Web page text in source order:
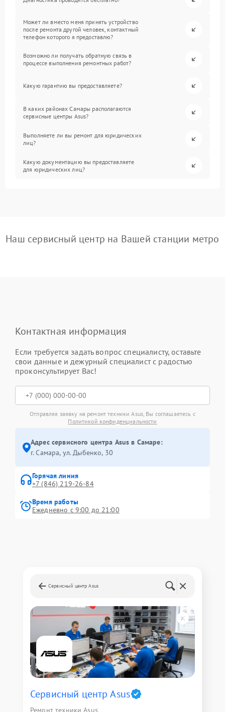
Может ли вместо меня принять устройство
после ремонта другой человек, контактный
телефон которого я предоставлю?
Возможно ли получать обратную связь в
процессе выполнения ремонтных работ?
Какую гарантию вы предоставляете?
В каких районах Самары располагаются
сервисные центры Asus?
Выполняете ли вы ремонт для юридических
лиц?
Какую документацию вы предоставляете
для юридических лиц?
Наш сервисный центр на Вашей станции метро
Контактная информация
Если требуется задать вопрос специалисту, оставьте
свои данные и дежурный специалист с радостью
проконсультирует Вас!
Отправляя заявку на ремонт техники Asus, Вы соглашаетесь с
Политикой конфиденциальности
Адрес сервисного центра Asus в Самаре:
г. Самара, ул. Дыбенко, 30
Горячая линия
+7 (846) 219-26-84
Время работы
Ежедневно с 9:00 до 21:00
Сервисный центр Asus
Сервисный центр Asus
Ремонт техники Asus